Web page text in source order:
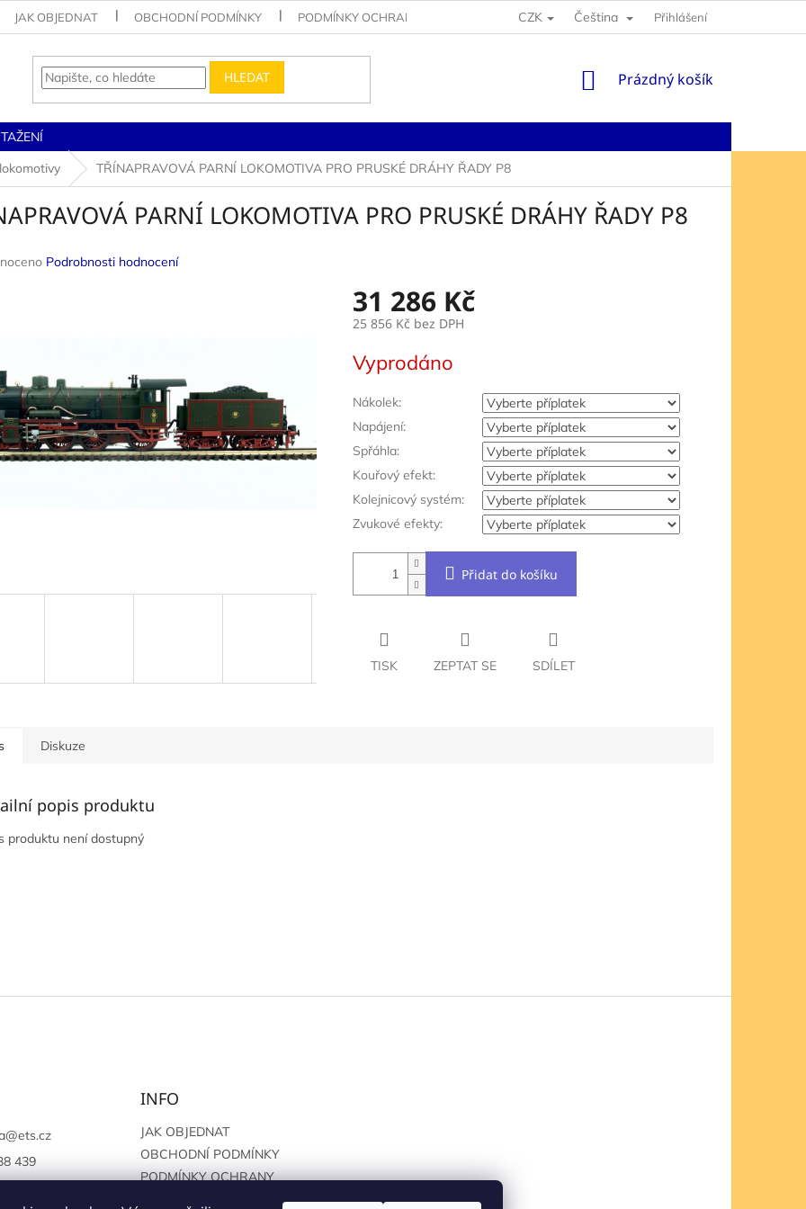
JAK OBJEDNAT OBCHODNÍ PODMÍNKY PODMÍNKY OCHRANY OSOBNÍCH ÚDAJŮCZK Čeština Přihlášení
HLEDAT
NÁKUPNÍ
Prázdný košík
TŘÍNAPRAVOVÁ PARNÍ LOKOMOTIVA PRO PRUSKÉ DRÁHY ŘADY P8
PARNÍ LOKOMOTIVA PRO PRUSKÉ DRÁHY ŘADY P8
Podrobnosti hodnocení
31 286 Kč
25 856 Kč bez DPH
cena:
Vyprodáno
Nákolek:
Napájení:
Spřáhla:
Kouřový efekt:
Kolejnicový systém:
Zvukové efekty:
Přidat do košíku
TISK ZEPTAT SE SDÍLET
Diskuze
popis produktu
produktu není dostupný
@ets.cz
439
INFO
JAK OBJEDNAT
OBCHODNÍ PODMÍNKY
PODMÍNKY OCHRANY